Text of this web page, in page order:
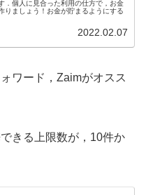
．個人に見合った利用の仕方で，お金
りましょう！お金が貯まるようにする
2022.02.07
ワード，Zaimがオスス
きる上限数が，10件か